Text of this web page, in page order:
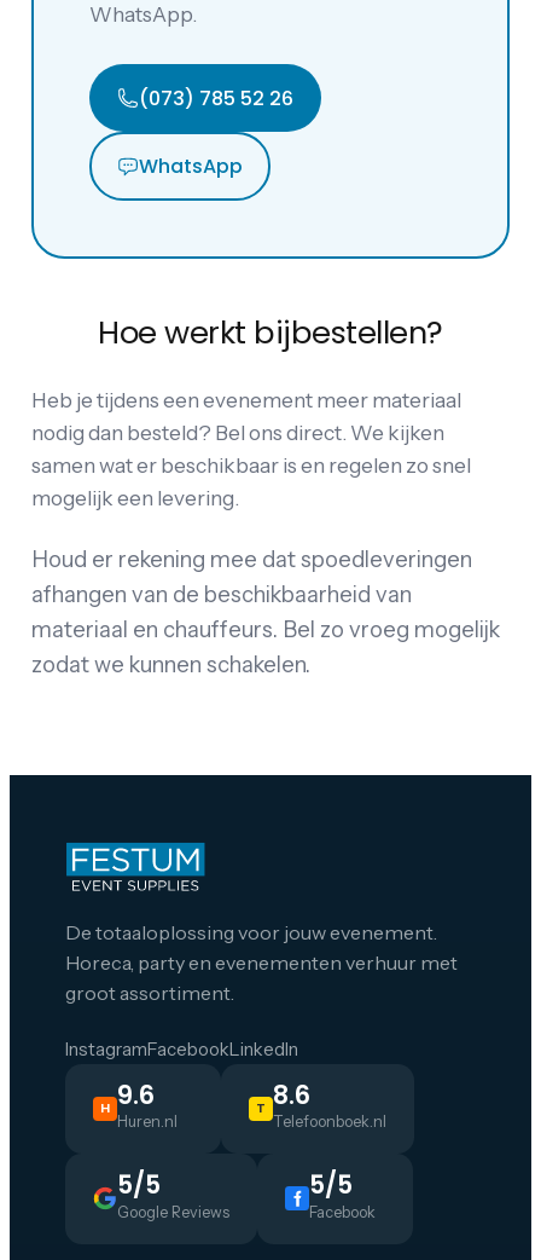
WhatsApp.
(073) 785 52 26
WhatsApp
Hoe werkt bijbestellen?
Heb je tijdens een evenement meer materiaal
nodig dan besteld? Bel ons direct. We kijken
samen wat er beschikbaar is en regelen zo snel
mogelijk een levering.
Houd er rekening mee dat spoedleveringen
afhangen van de beschikbaarheid van
materiaal en chauffeurs. Bel zo vroeg mogelijk
zodat we kunnen schakelen.
De totaaloplossing voor jouw evenement.
Horeca, party en evenementen verhuur met
groot assortiment.
InstagramFacebookLinkedIn
H 9.6
Huren.nl
T 8.6
Telefoonboek.nl
5/5
Google Reviews
5/5
Facebook